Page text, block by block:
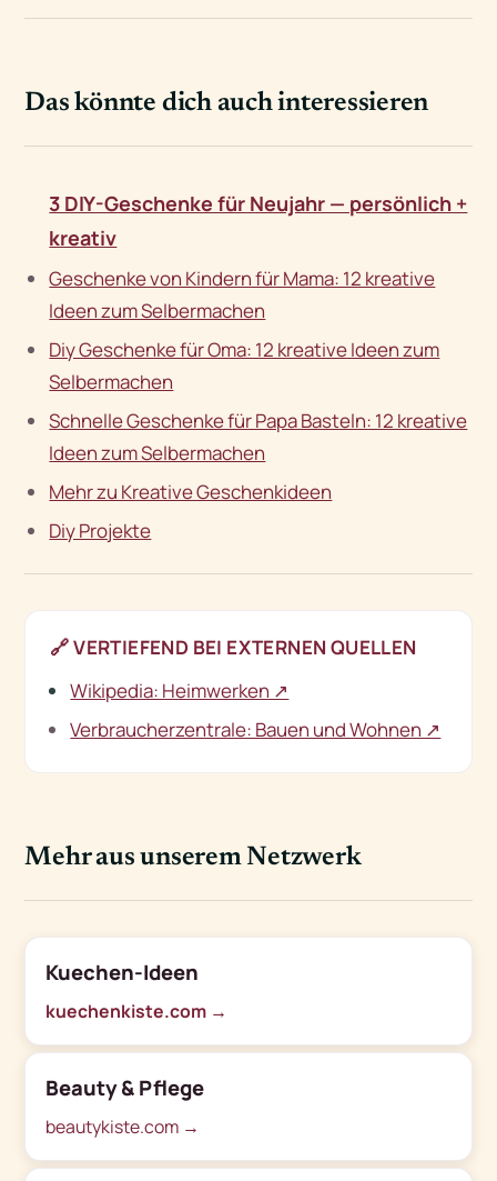
Das könnte dich auch interessieren
3 DIY-Geschenke für Neujahr — persönlich +
kreativ
Geschenke von Kindern für Mama: 12 kreative
Ideen zum Selbermachen
Diy Geschenke für Oma: 12 kreative Ideen zum
Selbermachen
Schnelle Geschenke für Papa Basteln: 12 kreative
Ideen zum Selbermachen
Mehr zu Kreative Geschenkideen
Diy Projekte
🔗VERTIEFEND BEI EXTERNEN QUELLEN
Wikipedia: Heimwerken ↗
Verbraucherzentrale: Bauen und Wohnen ↗
Mehr aus unserem Netzwerk
Kuechen-Ideen
kuechenkiste.com →
Beauty & Pflege
beautykiste.com →